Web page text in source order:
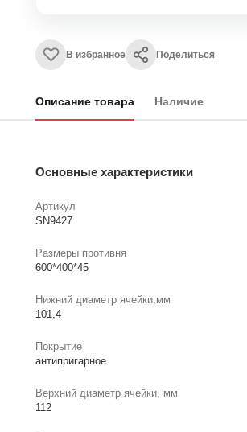
В избранное Поделиться
Описание товара Наличие
Основные характеристики
Артикул
SN9427
Размеры противня
600*400*45
Нижний диаметр ячейки,мм
101,4
Покрытие
антипригарное
Верхний диаметр ячейки, мм
112